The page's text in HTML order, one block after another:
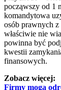
począwszy od 1
komandytowa
osób prawnych
właściwie nie
powinna być
kwestii
finansowych.
Zobacz więcej:
Firmy mogą